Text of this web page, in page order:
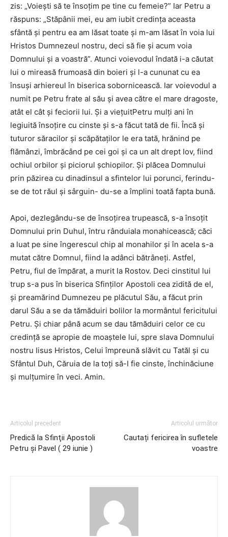
zis: „Voieşti să te însoţim pe tine cu femeie?” Iar Petru a
răspuns: „Stăpânii mei, eu am iubit credinţa aceasta
sfântă şi pentru ea am lăsat toate şi m-am lăsat în voia lui
Hristos Dumnezeul nostru, deci să fie şi acum voia
Domnului şi a voastră”. Atunci voievodul îndată i-a căutat
lui o mireasă frumoasă din boieri şi l-a cununat cu ea
însuşi arhiereul în biserica sobornicească. Iar voievodul a
numit pe Petru frate al său şi avea către el mare dragoste,
atât el cât şi feciorii lui. Şi a vieţuitPetru mulţi ani în
legiuită însoţire cu cinste şi s-a făcut tată de fii. Încă şi
tuturor săracilor şi scăpătaţilor le era tată, hrănind pe
flămânzi, îmbrăcând pe cei goi şi ca un alt drept Iov, fiind
ochiul orbilor şi piciorul şchiopilor. Şi plăcea Domnului
prin păzirea cu dinadinsul a sfintelor lui porunci, ferindu-
se de tot răul şi sârguin- du-se a împlini toată fapta bună.
Apoi, dezlegându-se de însoţirea trupească, s-a însoţit
Domnului prin Duhul, întru rânduiala monahicească; căci
a luat pe sine îngerescul chip al monahilor şi în acela s-a
mutat către Domnul, fiind la adânci bătrâneţi. Astfel,
Petru, fiul de împărat, a murit la Rostov. Deci cinstitul lui
trup s-a pus în biserica Sfinţilor Apostoli cea zidită de el,
şi preamărind Dumnezeu pe plăcutul Său, a făcut prin
darul Său a se da tămăduiri bolilor la mormântul fericitului
Petru. Şi chiar până acum se dau tămăduiri celor ce cu
credinţă se apropie de moaş­tele lui, spre slava Domnului
nostru Iisus Hristos, Celui împreună slăvit cu Tatăl şi cu
Sfântul Duh, Căruia de la toţi să-I fie cinste, închinăciune
şi mulţumire în veci. Amin.
Articolul precedent
Predică la Sfinţii Apostoli
Petru şi Pavel ( 29 iunie )
Articolul următor
Cautați fericirea în sufletele
voastre